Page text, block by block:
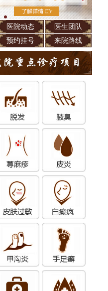
医院动态
医生团队
预约挂号 来院路线